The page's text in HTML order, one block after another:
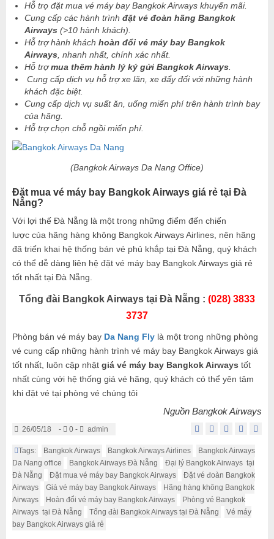
Hỗ trọ đặt mua vé máy bay Bangkok Airways khuyến mãi.
Cung cấp các hành trình đặt vé đoàn hãng Bangkok
Airways (>10 hành khách).
Hỗ trợ hành khách hoàn đổi vé máy bay Bangkok
Airways, nhanh nhất, chính xác nhất.
Hỗ trợmua thêm hành lý ký gửi Bangkok Airways.
Cung cấp dịch vụ hỗ trợ xe lăn, xe đẩy đối với những hành
khách đặc biệt.
Cung cấp dịch vụ suất ăn, uống miến phí trên hành trình bay
của hãng.
Hỗ trợ chọn chỗ ngồi miến phí.
(Bangkok Airways Da Nang Office)
Đặt mua vé máy bay Bangkok Airways giá rẻ tại Đà
Nẵng?
Với lợi thế Đà Nẵng là một trong những điểm đến chiến
lược của hãng hàng không Bangkok Airways Airlines, nên hãng
đã triển khai hệ thống bán vé phủ khắp tại Đà Nẵng, quý khách
có thể dễ dàng liên hệ đặt vé máy bay Bangkok Airways giá rẻ
tốt nhất tại Đà Nẵng.
Tổng đài Bangkok Airways tại Đà Nẵng : (028) 3833
3737
Phòng bán vé máy bay Da Nang Fly là một trong những phòng
vé cung cấp những hành trình vé máy bay Bangkok Airways giá
tốt nhất, luôn cập nhật giá vé máy bay Bangkok Airways tốt
nhất cùng với hệ thống giá vé hãng, quý khách có thể yên tâm
khi đặt vé tại phòng vé chúng tôi
Nguồn Bangkok Airways
26/05/18 - 0 - admin
Tags: Bangkok Airways Bangkok Airways Airlines
Bangkok Airways
Da Nang office
Bangkok Airways Đà Nẵng
Đại lý Bangkok Airways tại
Đà Nẵng
Đặt mua vé máy bay Bangkok Airways
Đặt vé đoàn Bangkok
Airways
Giá vé máy bay Bangkok Airways
Hãng hàng không Bangkok
Airways
Hoàn đổi vé máy bay Bangkok Airways
Phòng vé Bangkok
Airways tại Đà Nẵng
Tổng đài Bangkok Airways tại Đà Nẵng
Vé máy
bay Bangkok Airways giá rẻ